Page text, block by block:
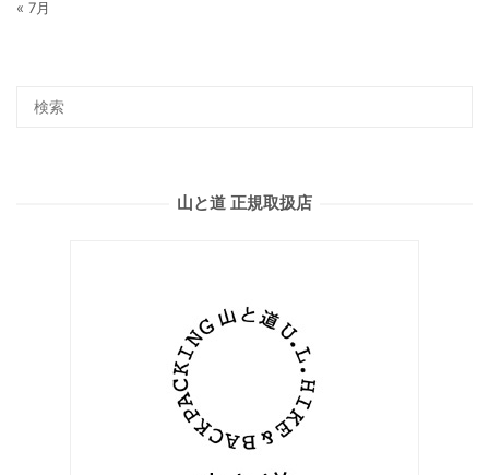
« 7月
山と道 正規取扱店